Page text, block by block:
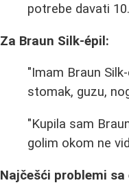
potrebe davati
Za Braun Silk-épil:
"Imam Braun
stomak, guzu,
"Kupila sam
golim okom ne
Najčešći problemi